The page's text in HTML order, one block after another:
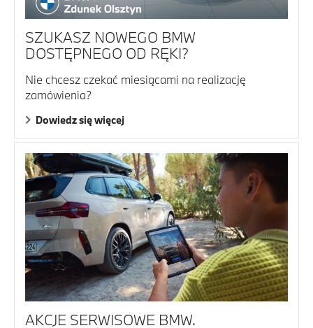
SZUKASZ NOWEGO BMW
DOSTĘPNEGO OD RĘKI?
Nie chcesz czekać miesiącami na realizację
zamówienia?
Dowiedz się więcej
AKCJE SERWISOWE BMW.